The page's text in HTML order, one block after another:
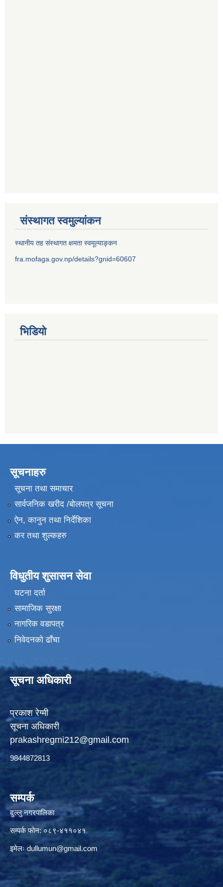
संस्थागत स्वमुल्यांकन
स्थानीय तह संस्थागत क्षमता स्वमूल्याङ्कन
fra.mofaga.gov.np/details?gnid=60607
भिडियो
सूचनाहरु
सूचना तथा समाचार
सार्वजनिक खरीद /बोलपत्र सूचना
ऐन, कानुन तथा निर्देशिका
कर तथा शुल्कहरु
विधुतीय शुसासन सेवा
घटना दर्ता
सामाजिक सुरक्षा
नागरिक वडापत्र
निवेदनको ढाँचा
सूचना अधिकारी
प्रकाश रेग्मी
सूचना अधिकारी
prakashregmi212@gmail.com
9844872813
सम्पर्क
दुल्लु नगरपालिका
सम्पर्क फोन: ०८९-४११०४१
इमेलःdullumun@gmail.com